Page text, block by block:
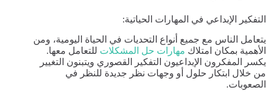
التفكير الإبداعي في المهارات الحياتية:
يتعامل الناس مع جميع أنواع التحديات في الحياة اليومية، ومن
الأهمية بمكان امتلاك مهارات حل المشكلات للتعامل معها.
يكسر المفكرون الإبداعيون التفكير القصوري ويتبنون التغيير
من خلال ابتكار حلول أو وجهات نظر جديدة للنظر في
الصعوبات.